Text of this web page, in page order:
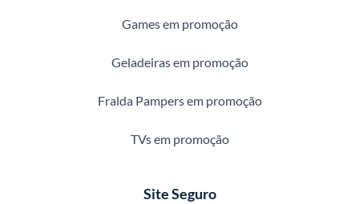
Games em promoção
Geladeiras em promoção
Fralda Pampers em promoção
TVs em promoção
Site Seguro